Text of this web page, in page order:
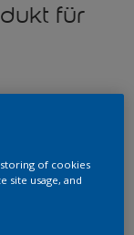
für
storing of cookies
site usage, and